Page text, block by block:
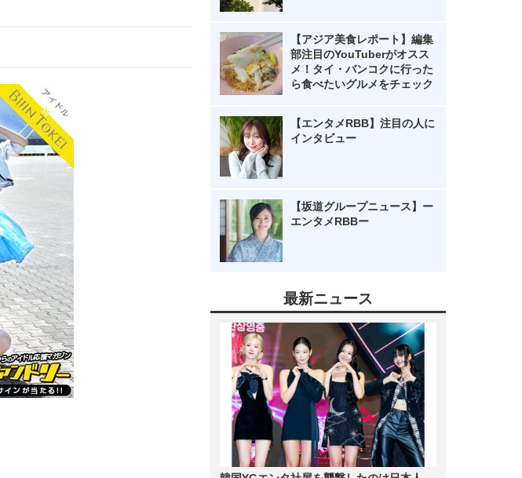
【アジア美食レポート】編集
部注目のYouTuberがオスス
メ！タイ・バンコクに行った
ら食べたいグルメをチェック
【エンタメRBB】注目の人に
インタビュー
【坂道グループニュース】ー
エンタメRBBー
最新ニュース